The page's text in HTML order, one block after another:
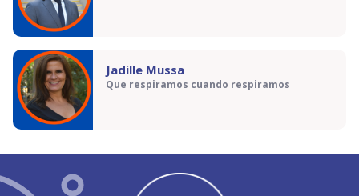
Jadille Mussa
Que respiramos cuando respiramos